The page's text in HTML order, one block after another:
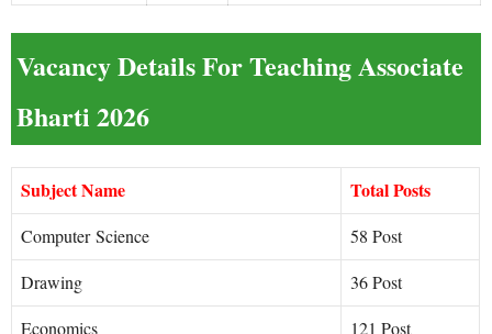
Vacancy Details For Teaching Associate
Bharti 2026
Subject Name Total Posts
ComputerScience
58 Post
Drawing
36 Post
Economics
121 Post